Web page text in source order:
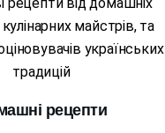
майстрів, та
українських
традицій
рецепти